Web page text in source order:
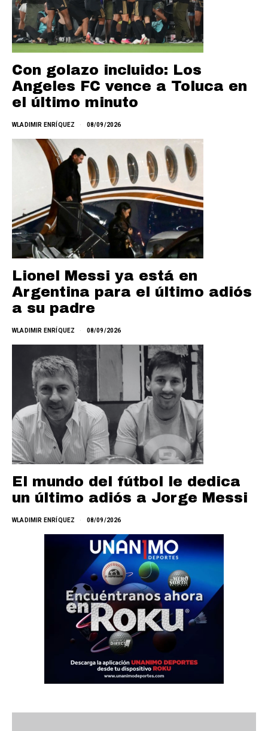
Con golazo incluido: Los
Angeles FC vence a Toluca en
el último minuto
WLADIMIR ENRÍQUEZ 08/09/2026
Lionel Messi ya está en
Argentina para el último adiós
a su padre
WLADIMIR ENRÍQUEZ 08/09/2026
El mundo del fútbol le dedica
un último adiós a Jorge Messi
WLADIMIR ENRÍQUEZ 08/09/2026